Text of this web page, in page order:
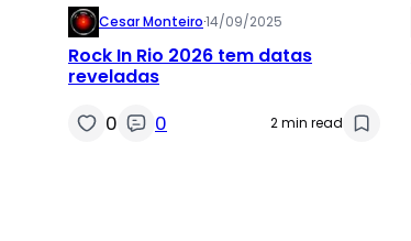
Cesar Monteiro·14/09/2025
Rock In Rio 2026 tem datas
reveladas
0 0 2 min read